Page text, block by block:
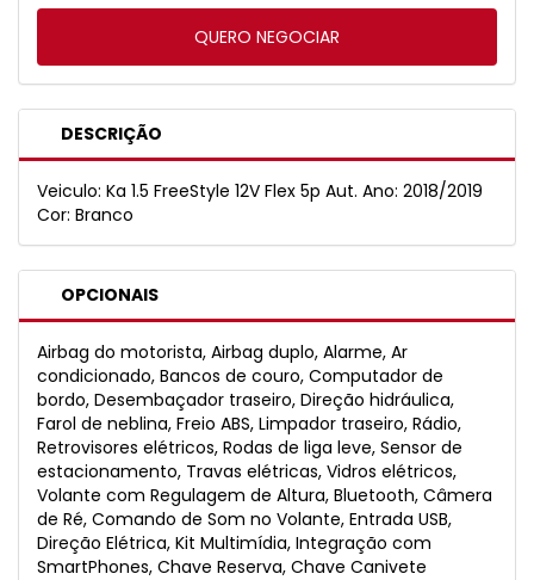
DESCRIÇÃO
Veiculo: Ka 1.5 FreeStyle 12V Flex 5p Aut. Ano: 2018/2019
Cor: Branco
OPCIONAIS
Airbag do motorista, Airbag duplo, Alarme, Ar
condicionado, Bancos de couro, Computador de
bordo, Desembaçador traseiro, Direção hidráulica,
Farol de neblina, Freio ABS, Limpador traseiro, Rádio,
Retrovisores elétricos, Rodas de liga leve, Sensor de
estacionamento, Travas elétricas, Vidros elétricos,
Volante com Regulagem de Altura, Bluetooth, Câmera
de Ré, Comando de Som no Volante, Entrada USB,
Direção Elétrica, Kit Multimídia, Integração com
SmartPhones, Chave Reserva, Chave Canivete